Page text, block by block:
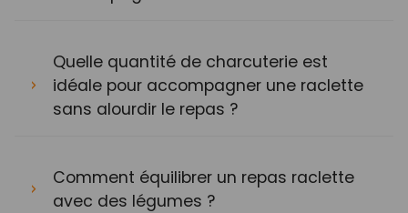
Quelle quantité de charcuterie est
idéale pour accompagner une raclette
sans alourdir le repas ?
Comment équilibrer un repas raclette
avec des légumes ?